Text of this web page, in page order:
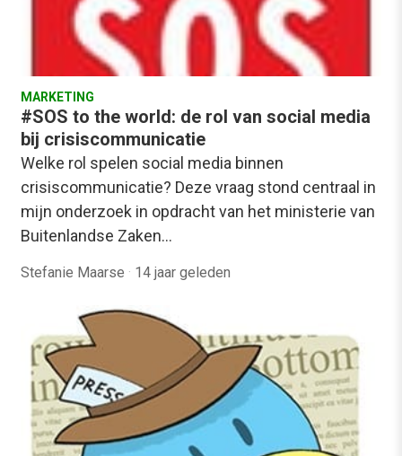
MARKETING
#SOS to the world: de rol van social media
bij crisiscommunicatie
Welke rol spelen social media binnen
crisiscommunicatie? Deze vraag stond centraal in
mijn onderzoek in opdracht van het ministerie van
Buitenlandse Zaken…
Stefanie Maarse · 14 jaar geleden